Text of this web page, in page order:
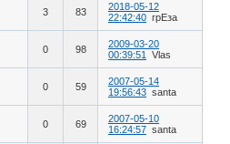
3 83
2018-05-12
22:42:40 грЕза
0 98
2009-03-20
00:39:51
Vlas
0 59
2007-05-14
19:56:43 santa
0 69
2007-05-10
16:24:57 santa